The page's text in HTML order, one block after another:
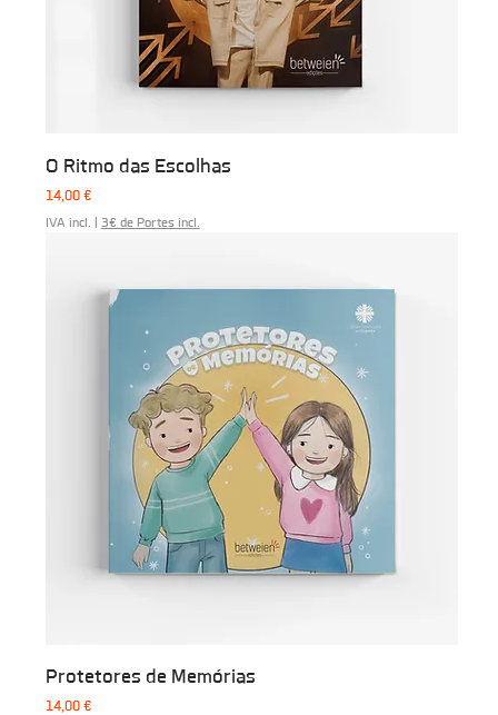
O Ritmo das Escolhas
Preço
14,00 €
IVA incl. 3€ de Portes incl.
Protetores de Memórias
Preço
14,00 €